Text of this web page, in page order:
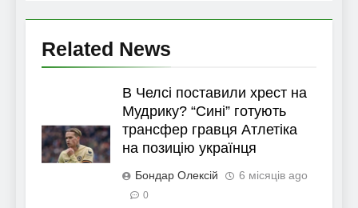
Related News
В Челсі поставили хрест на
Мудрику? “Сині” готують
трансфер гравця Атлетіка
на позицію українця
Бондар Олексій 6 місяців ago
0